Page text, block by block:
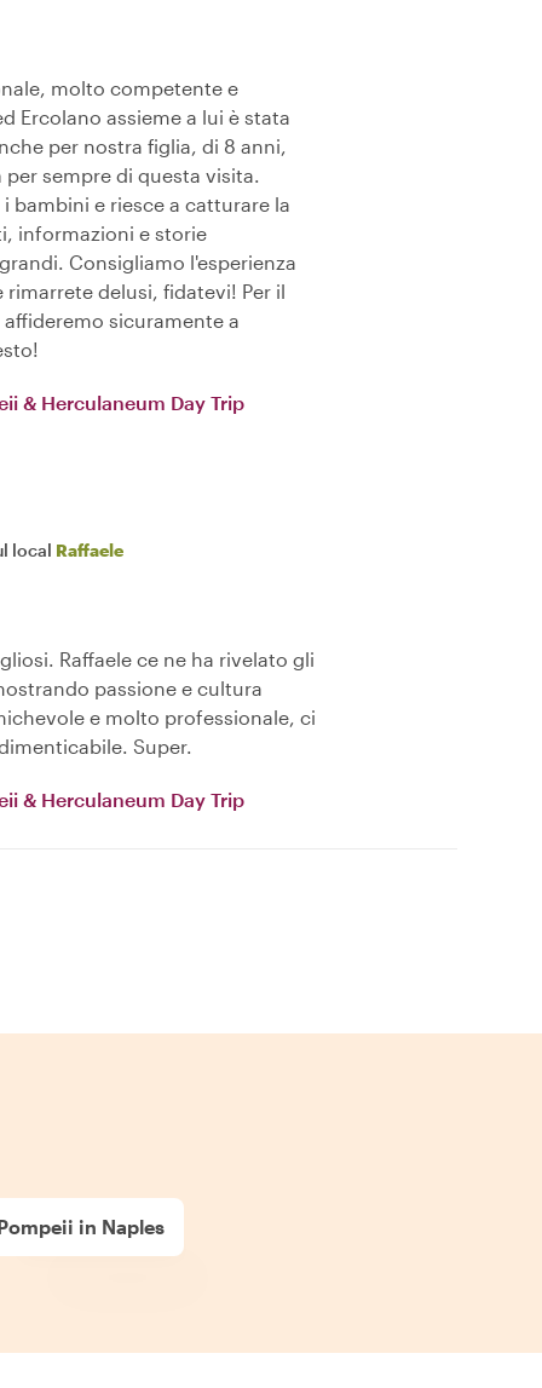
molto competente e
Ercolano assieme a lui è stata
per nostra figlia, di 8 anni,
sempre di questa visita.
bambini e riesce a catturare la
informazioni e storie
Consigliamo l'esperienza
rimarrete delusi, fidatevi! Per il
sicuramente a
& Herculaneum Day Trip
local Raffaele
Raffaele ce ne ha rivelato gli
passione e cultura
e molto professionale, ci
Super.
& Herculaneum Day Trip
in Naples